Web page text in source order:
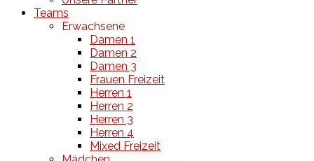
Teams
Erwachsene
Damen 1
Damen 2
Damen 3
Frauen Freizeit
Herren 1
Herren 2
Herren 3
Herren 4
Mixed Freizeit